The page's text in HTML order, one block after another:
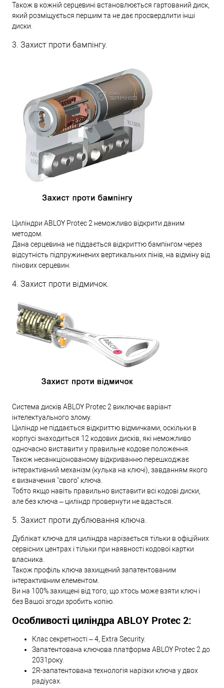
Також в кожній серцевині встановлюється гартований диск,
який розміщується першим та не дає просвердлити інші
диски.
3. Захист проти бампінгу.
Циліндри ABLOY Protec 2 неможливо відкрити даним
методом.
Дана серцевина не піддається відкриттю бампінгом через
відсутність підпружинених вертикальних пінів, на відміну від
пінових серцевин.
4. Захист проти відмичок.
Система дисків ABLOY Protec 2 виключає варіант
інтелектуального злому.
Циліндр не піддається відкриттю відмичками, оскільки в
корпусі знаходиться 12 кодових дисків, які неможливо
одночасно виставити у правильне кодове положення.
Також несанкціонованому відкриванню перешкоджає
інтерактивний механізм (кулька на ключі), завданням якого
є визначення "свого" ключа.
Тобто якщо навіть правильно виставити всі кодові диски,
але без ключа – циліндр провернути не вдасться.
5. Захист проти дублювання ключа.
Дублікат ключа для циліндра нарізається тільки в офіційних
сервісних центрах і тільки при наявності кодової картки
власника.
Також профіль ключа захищений запатентованим
інтерактивним елементом.
Ви на 100% захищені від того, що хтось може взяти ключ і
без Вашої згоди зробить копію.
Особливості циліндра ABLOY Protec 2:
Клас секретності – 4, Extra Security.
Запатентована ключова платформа ABLOY Protec 2 до
2031року.
2R-запатентована технологія нарізки ключа у двох
радіусах.